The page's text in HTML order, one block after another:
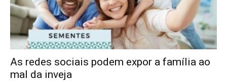
As redes sociais podem expor a família ao
mal da inveja